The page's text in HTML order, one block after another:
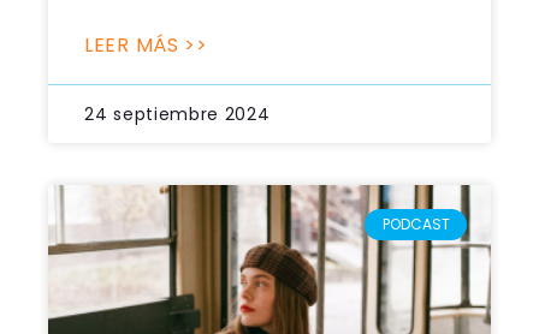
LEER MÁS >>
24 septiembre 2024
PODCAST